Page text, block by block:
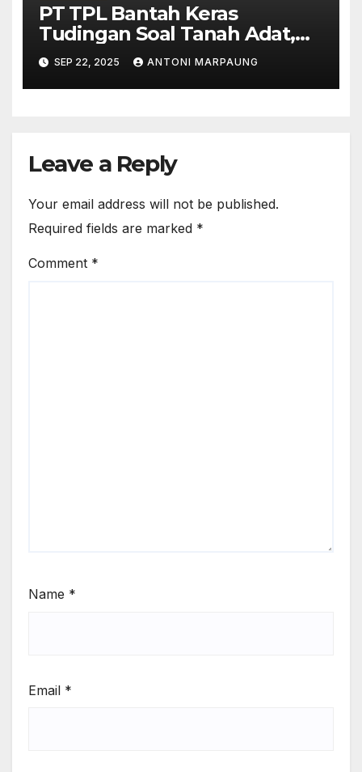
PT TPL Bantah Keras
Tudingan Soal Tanah Adat,
Desak Semua Pihak Hormati
Proses Hukum
SEP 22, 2025 ANTONI MARPAUNG
Leave a Reply
Your email address will not be published.
Required fields are marked *
Comment *
Name *
Email *